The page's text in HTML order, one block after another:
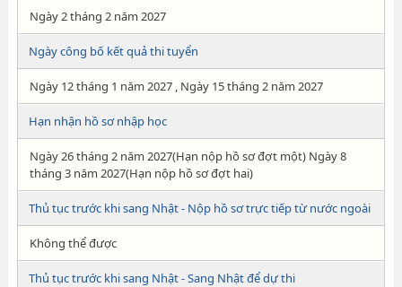
Ngày 2 tháng 2 năm 2027
Ngày công bố kết quả thi tuyển
Ngày 12 tháng 1 năm 2027 , Ngày 15 tháng 2 năm 2027
Hạn nhận hồ sơ nhập học
Ngày 26 tháng 2 năm 2027(Hạn nộp hồ sơ đợt một) Ngày 8
tháng 3 năm 2027(Hạn nộp hồ sơ đợt hai)
Thủ tục trước khi sang Nhật - Nộp hồ sơ trực tiếp từ nước ngoài
Không thể được
Thủ tục trước khi sang Nhật - Sang Nhật để dự thi